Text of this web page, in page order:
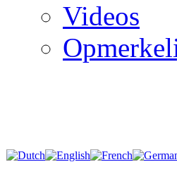
Videos